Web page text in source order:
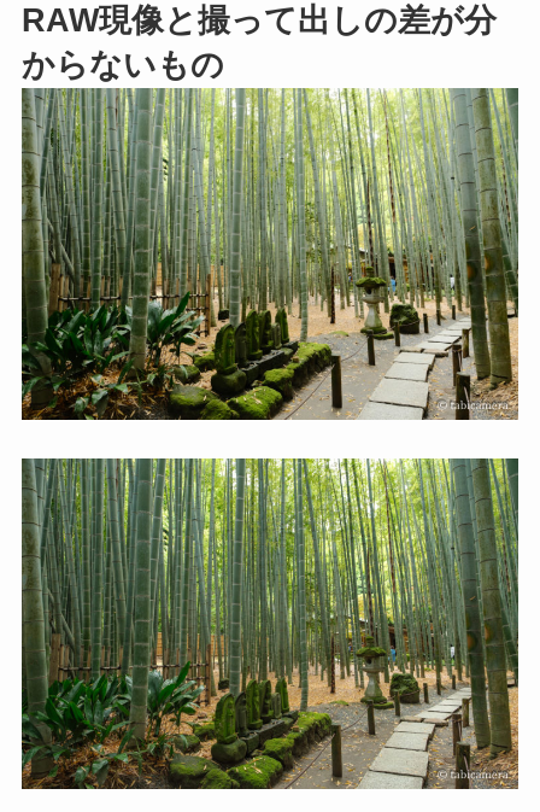
RAW現像と撮って出しの差が分
からないもの